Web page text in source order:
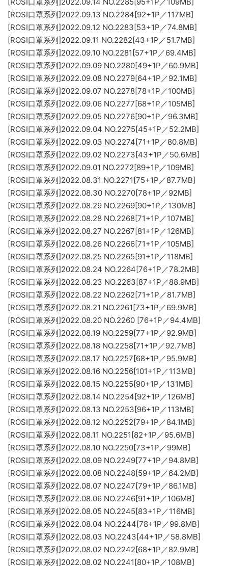
[ROSI口罩系列]2022.09.13 NO.2284[92+1P／117MB]
[ROSI口罩系列]2022.09.12 NO.2283[53+1P／74.8MB]
[ROSI口罩系列]2022.09.11 NO.2282[43+1P／51.7MB]
[ROSI口罩系列]2022.09.10 NO.2281[57+1P／69.4MB]
[ROSI口罩系列]2022.09.09 NO.2280[49+1P／60.9MB]
[ROSI口罩系列]2022.09.08 NO.2279[64+1P／92.1MB]
[ROSI口罩系列]2022.09.07 NO.2278[78+1P／100MB]
[ROSI口罩系列]2022.09.06 NO.2277[68+1P／105MB]
[ROSI口罩系列]2022.09.05 NO.2276[90+1P／96.3MB]
[ROSI口罩系列]2022.09.04 NO.2275[45+1P／52.2MB]
[ROSI口罩系列]2022.09.03 NO.2274[71+1P／80.8MB]
[ROSI口罩系列]2022.09.02 NO.2273[43+1P／50.6MB]
[ROSI口罩系列]2022.09.01 NO.2272[89+1P／109MB]
[ROSI口罩系列]2022.08.31 NO.2271[75+1P／87.7MB]
[ROSI口罩系列]2022.08.30 NO.2270[78+1P／92MB]
[ROSI口罩系列]2022.08.29 NO.2269[90+1P／130MB]
[ROSI口罩系列]2022.08.28 NO.2268[71+1P／107MB]
[ROSI口罩系列]2022.08.27 NO.2267[81+1P／126MB]
[ROSI口罩系列]2022.08.26 NO.2266[71+1P／105MB]
[ROSI口罩系列]2022.08.25 NO.2265[91+1P／118MB]
[ROSI口罩系列]2022.08.24 NO.2264[76+1P／78.2MB]
[ROSI口罩系列]2022.08.23 NO.2263[87+1P／88.9MB]
[ROSI口罩系列]2022.08.22 NO.2262[71+1P／81.7MB]
[ROSI口罩系列]2022.08.21 NO.2261[73+1P／69.9MB]
[ROSI口罩系列]2022.08.20 NO.2260 [76+1P／94.4MB]
[ROSI口罩系列]2022.08.19 NO.2259[77+1P／92.9MB]
[ROSI口罩系列]2022.08.18 NO.2258[71+1P／92.7MB]
[ROSI口罩系列]2022.08.17 NO.2257[68+1P／95.9MB]
[ROSI口罩系列]2022.08.16 NO.2256[101+1P／113MB]
[ROSI口罩系列]2022.08.15 NO.2255[90+1P／131MB]
[ROSI口罩系列]2022.08.14 NO.2254[92+1P／126MB]
[ROSI口罩系列]2022.08.13 NO.2253[96+1P／113MB]
[ROSI口罩系列]2022.08.12 NO.2252[79+1P／84.1MB]
[ROSI口罩系列]2022.08.11 NO.2251[82+1P／95.6MB]
[ROSI口罩系列]2022.08.10 NO.2250[73+1P／99MB]
[ROSI口罩系列]2022.08.09 NO.2249[77+1P／94.8MB]
[ROSI口罩系列]2022.08.08 NO.2248[59+1P／64.2MB]
[ROSI口罩系列]2022.08.07 NO.2247[79+1P／86.1MB]
[ROSI口罩系列]2022.08.06 NO.2246[91+1P／106MB]
[ROSI口罩系列]2022.08.05 NO.2245[83+1P／116MB]
[ROSI口罩系列]2022.08.04 NO.2244[78+1P／99.8MB]
[ROSI口罩系列]2022.08.03 NO.2243[44+1P／58.8MB]
[ROSI口罩系列]2022.08.02 NO.2242[68+1P／82.9MB]
[ROSI口罩系列]2022.08.02 NO.2241[80+1P／108MB]